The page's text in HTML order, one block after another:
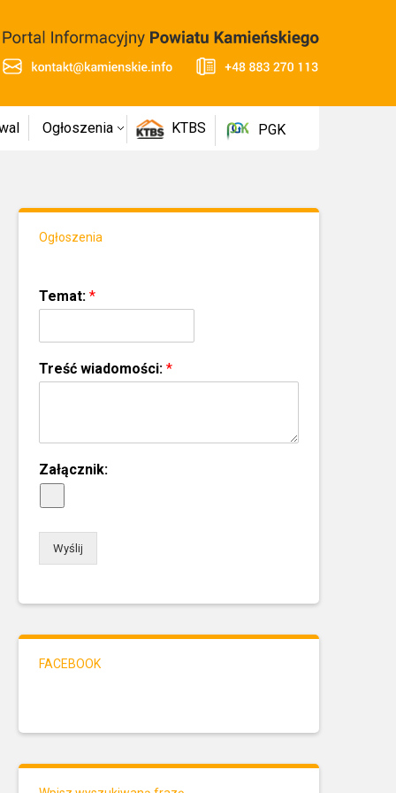
Ogłoszenia KTBS PGK
Ogłoszenia
Temat: *
Treść wiadomości: *
Załącznik:
Wyślij
FACEBOOK